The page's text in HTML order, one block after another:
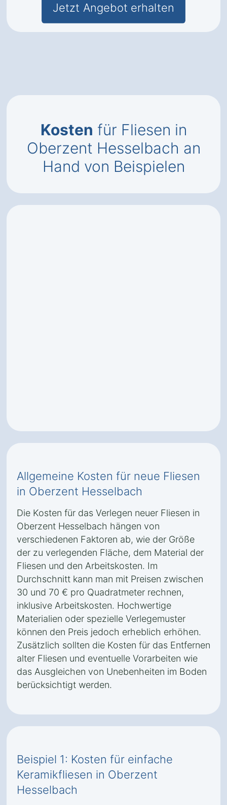
Jetzt Angebot erhalten
Kosten für Fliesen in
Oberzent Hesselbach an
Hand von Beispielen
Allgemeine Kosten für neue Fliesen
in Oberzent Hesselbach
Die Kosten für das Verlegen neuer Fliesen in
Oberzent Hesselbach hängen von
verschiedenen Faktoren ab, wie der Größe
der zu verlegenden Fläche, dem Material der
Fliesen und den Arbeitskosten. Im
Durchschnitt kann man mit Preisen zwischen
30 und 70 € pro Quadratmeter rechnen,
inklusive Arbeitskosten. Hochwertige
Materialien oder spezielle Verlegemuster
können den Preis jedoch erheblich erhöhen.
Zusätzlich sollten die Kosten für das Entfernen
alter Fliesen und eventuelle Vorarbeiten wie
das Ausgleichen von Unebenheiten im Boden
berücksichtigt werden.
Beispiel 1: Kosten für einfache
Keramikfliesen in Oberzent
Hesselbach